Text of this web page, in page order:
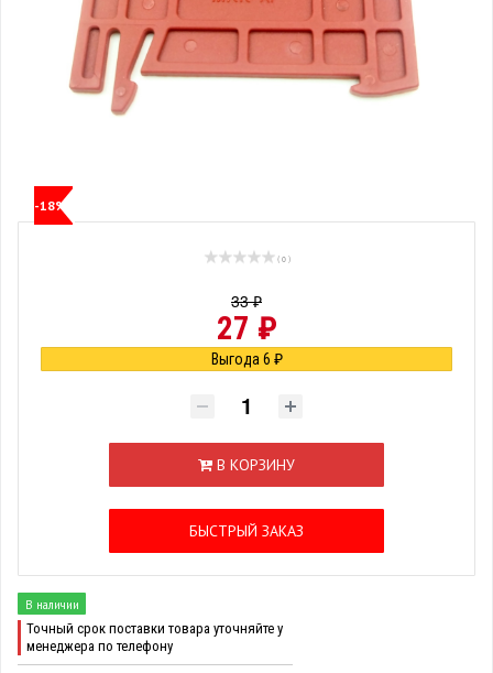
-18%
( 0 )
33 ₽
27 ₽
Выгода 6 ₽
В КОРЗИНУ
БЫСТРЫЙ ЗАКАЗ
В наличии
Точный срок поставки товара уточняйте у
менеджера по телефону